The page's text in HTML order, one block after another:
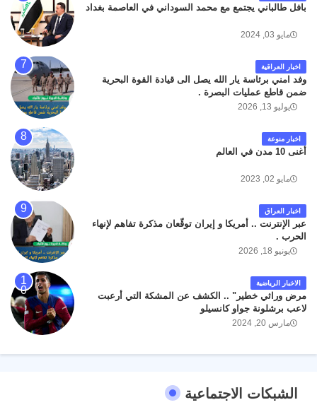
بافل طالباني يجتمع مع محمد السوداني في العاصمة بغداد
مايو 03, 2024
اخبار العراقية
وفد امني برئاسة يار الله يصل الى قيادة القوة البحرية
ضمن قاطع عمليات البصرة .
يوليو 13, 2026
اخبار منوعة
أغنى 10 مدن في العالم
مايو 02, 2023
اخبار العراق
عبر الإنترنت .. أمريكا و إيران توقّعان مذكرة تفاهم لإنهاء
الحرب .
يونيو 18, 2026
الاخبار الرياضية
مرض وراثي خطير" .. الكشف عن المشكة التي أرعبت
لاعب برشلونة جواو كانسيلو
مارس 20, 2024
الشبكات الاجتماعية